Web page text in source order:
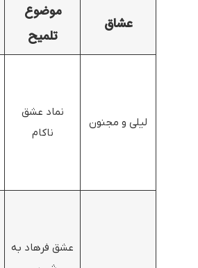
عشاق
موضوع
تلمیح
لیلی و مجنون
نماد عشق
ناکام
عشق فرهاد به